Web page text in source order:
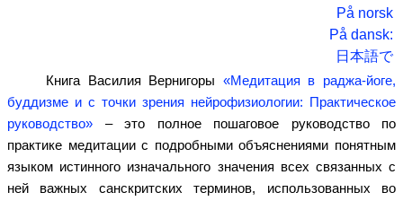
På norsk
På dansk:
日本語で
Книга Василия Вернигоры «Медитация в раджа-йоге,
буддизме и с точки зрения нейрофизиологии: Практическое
руководство» – это полное пошаговое руководство по
практике медитации с подробными объяснениями понятным
языком истинного изначального значения всех связанных с
ней важных санскритских терминов, использованных во